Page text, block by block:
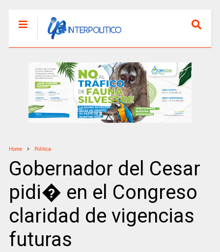
Home Politica
Gobernador del Cesar
pidi� en el Congreso
claridad de vigencias
futuras